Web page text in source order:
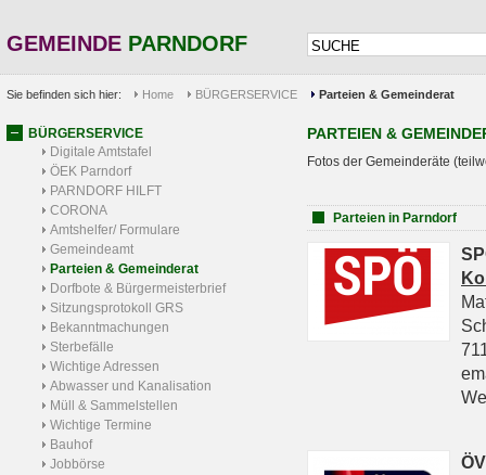
GEMEINDE PARNDORF
Sie befinden sich hier: Home BÜRGERSERVICE Parteien & Gemeinderat
BÜRGERSERVICE
Digitale Amtstafel
ÖEK Parndorf
PARNDORF HILFT
CORONA
Amtshelfer/ Formulare
Gemeindeamt
Parteien & Gemeinderat
Dorfbote & Bürgermeisterbrief
Sitzungsprotokoll GRS
Bekanntmachungen
Sterbefälle
Wichtige Adressen
Abwasser und Kanalisation
Müll & Sammelstellen
Wichtige Termine
Bauhof
Jobbörse
PARTEIEN &
Fotos der Gemeinderäte
Parteien in Parndorf